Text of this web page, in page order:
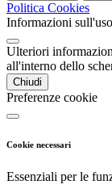
Politica Cookies
Informazioni
Ulteriori
all'interno dello
Chiudi
Preferenze cookie
Cookie necessari
Essenziali per le